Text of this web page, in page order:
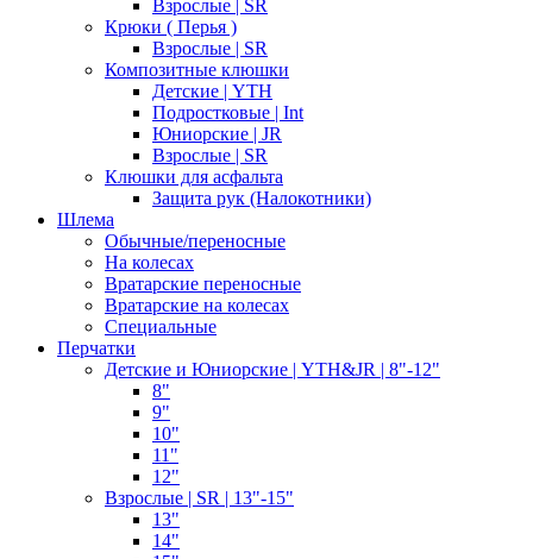
Взрослые | SR
Крюки ( Перья )
Взрослые | SR
Композитные клюшки
Детские | YTH
Подростковые | Int
Юниорские | JR
Взрослые | SR
Клюшки для асфальта
Защита рук (Налокотники)
Шлема
Обычные/переносные
На колесах
Вратарские переносные
Вратарские на колесах
Специальные
Перчатки
Детские и Юниорские | YTH&JR | 8"-12"
8"
9"
10"
11"
12"
Взрослые | SR | 13"-15"
13"
14"